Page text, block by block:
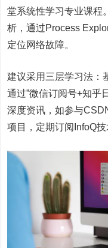
堂系统性学习专业课程
析，通过Process
定位网络故障。
建议采用三层学习法：
通过”微信订阅号+知乎
深度资讯，如参与
项目，定期订阅InfoQ